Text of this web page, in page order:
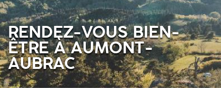
RENDEZ-VOUS BIEN-
ÊTRE À AUMONT-
AUBRAC